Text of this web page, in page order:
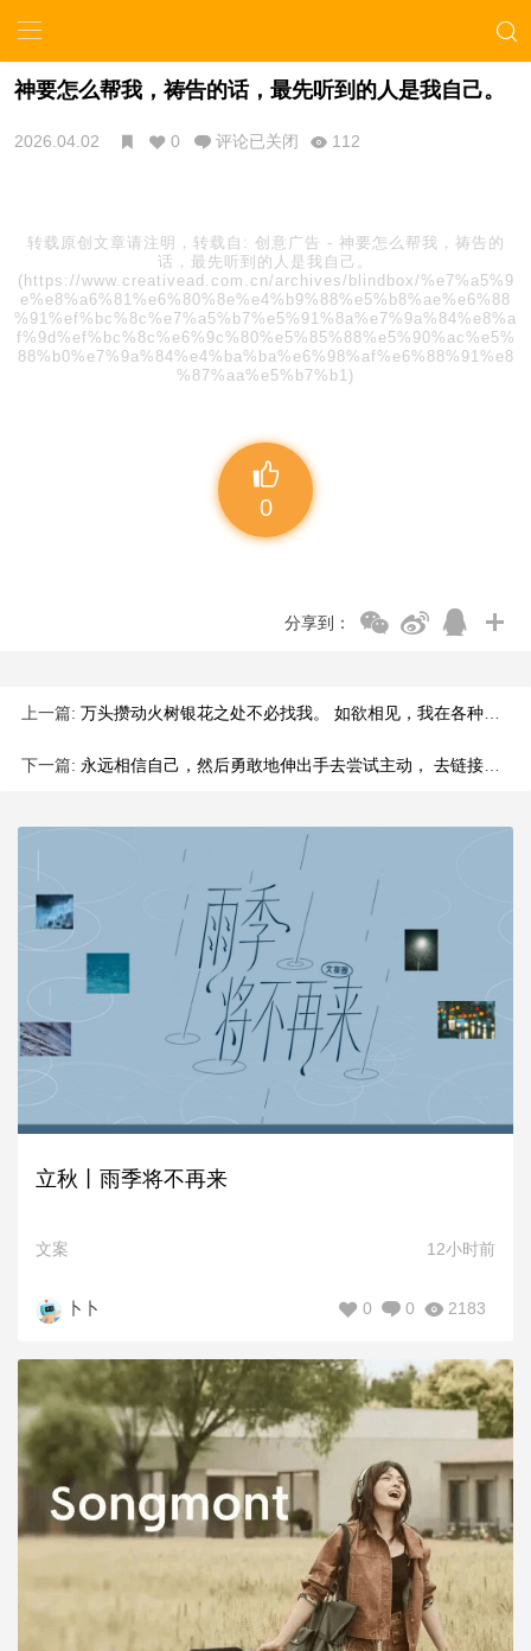
神要怎么帮我，祷告的话，最先听到的人是我自己。
2026.04.02 0 评论已关闭 112
转载原创文章请注明，转载自: 创意广告 - 神要怎么帮我，祷告的
话，最先听到的人是我自己。
(https://www.creativead.com.cn/archives/blindbox/%e7%a5%9
e%e8%a6%81%e6%80%8e%e4%b9%88%e5%b8%ae%e6%88
%91%ef%bc%8c%e7%a5%b7%e5%91%8a%e7%9a%84%e8%a
f%9d%ef%bc%8c%e6%9c%80%e5%85%88%e5%90%ac%e5%
88%b0%e7%9a%84%e4%ba%ba%e6%98%af%e6%88%91%e8
%87%aa%e5%b7%b1)
0
分享到：
上一篇: 万头攒动火树银花之处不必找我。 如欲相见，我在各种悲喜交集处， 能做的只是长途跋涉的归真返璞。
下一篇: 永远相信自己，然后勇敢地伸出手去尝试主动， 去链接你想链接的人，不错过任何你想要的。
立秋丨雨季将不再来
文案 12小时前
卜卜 2183
0
0